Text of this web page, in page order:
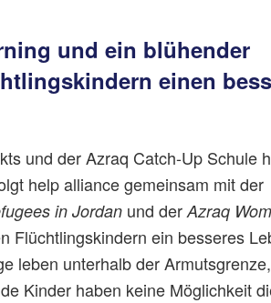
und ein blühender
einen
und der Azraq Catch-Up Schule
help alliance gemeinsam mit der
in Jordan und derAzraq
Flüchtlingskindern ein besseres
leben unterhalb der
Kinder haben keine Möglichkeit